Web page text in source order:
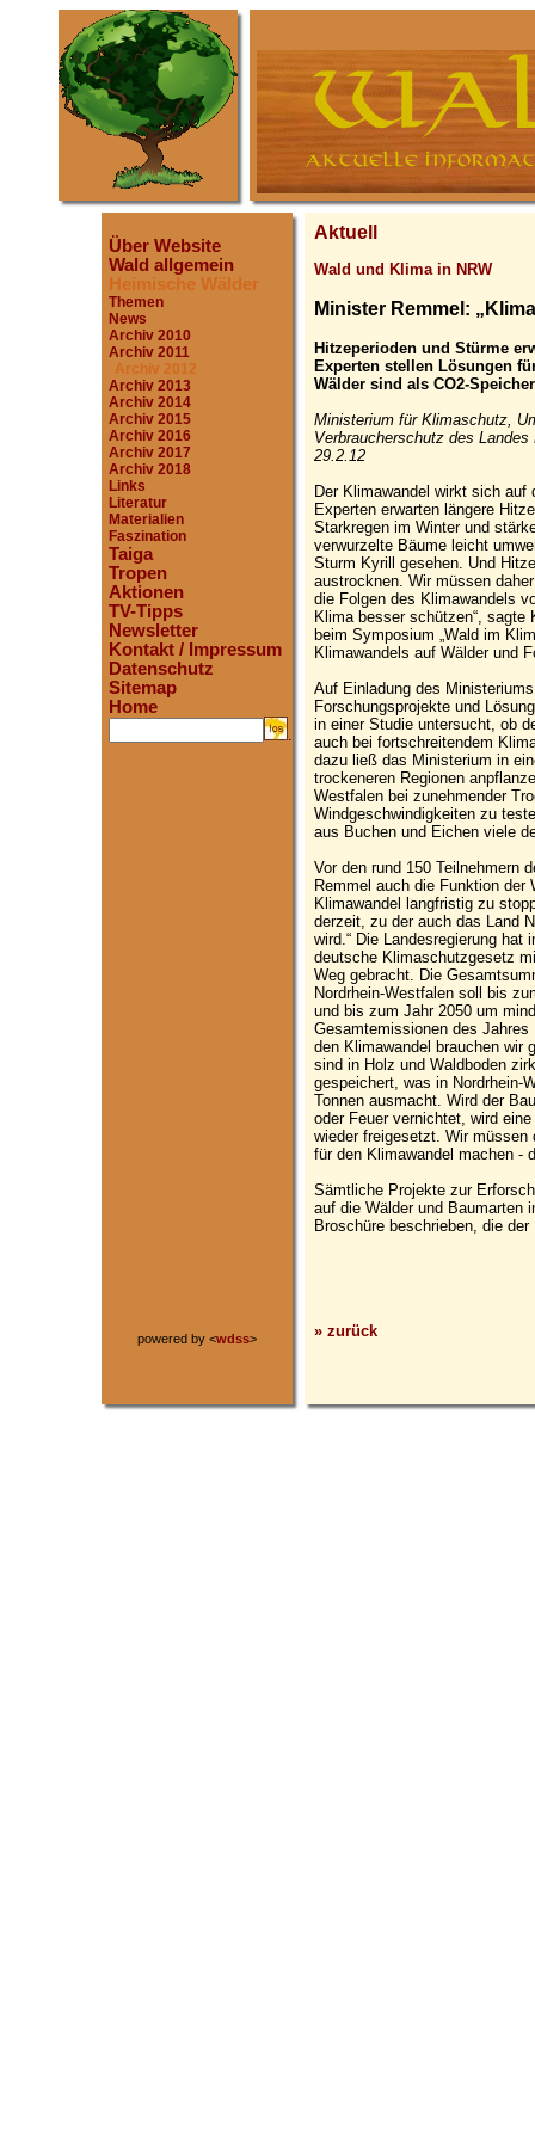
Über Website
Wald allgemein
Heimische Wälder
Themen
News
Archiv 2010
Archiv 2011
Archiv 2012
Archiv 2013
Archiv 2014
Archiv 2015
Archiv 2016
Archiv 2017
Archiv 2018
Links
Literatur
Materialien
Faszination
Taiga
Tropen
Aktionen
TV-Tipps
Newsletter
Kontakt / Impressum
Datenschutz
Sitemap
Home
.
powered by <wdss>
Aktuell
Wald und Klima in NRW
Minister Remmel:
Hitzeperioden und Stürme
Experten stellen Lösungen
Wälder sind als CO2-
Ministerium für Klimaschutz,
Verbraucherschutz des
29.2.12
Der Klimawandel wirkt sich auf
Experten erwarten längere
Starkregen im Winter und
verwurzelte Bäume leicht
Sturm Kyrill gesehen. Und
austrocknen. Wir müssen
die Folgen des Klimawandels
Klima besser schützen“,
beim Symposium „Wald im
Klimawandels auf Wälder und
Auf Einladung des
Forschungsprojekte und
in einer Studie untersucht, ob
auch bei fortschreitendem
dazu ließ das Ministerium in
trockeneren Regionen
Westfalen bei zunehmender
Windgeschwindigkeiten zu
aus Buchen und Eichen viele
Vor den rund 150 Teilnehmern
Remmel auch die Funktion der
Klimawandel langfristig zu
derzeit, zu der auch das Land
wird.“ Die Landesregierung hat
deutsche Klimaschutzgesetz
Weg gebracht. Die
Nordrhein-Westfalen soll bis
und bis zum Jahr 2050 um
Gesamtemissionen des Jahres
den Klimawandel brauchen wir
sind in Holz und Waldboden
gespeichert, was in Nordrhein-
Tonnen ausmacht. Wird der
oder Feuer vernichtet, wird
wieder freigesetzt. Wir
für den Klimawandel machen -
Sämtliche Projekte zur
auf die Wälder und Baumarten
Broschüre beschrieben, die
» zurück